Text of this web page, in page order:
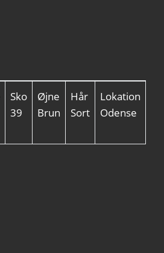
Sko
39
Øjne
Brun
Hår
Sort
Lokation
Odense